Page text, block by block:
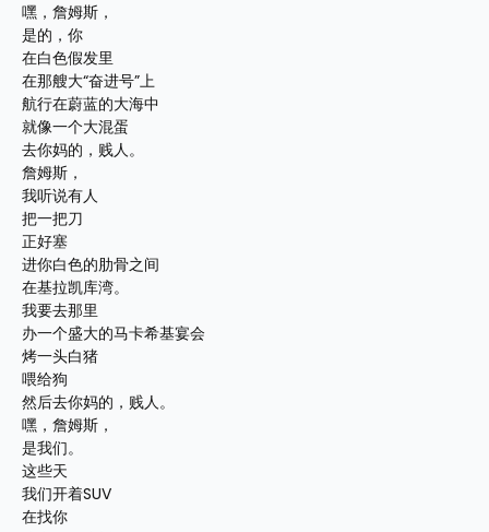
嘿，詹姆斯，
是的，你
在白色假发里
在那艘大“奋进号”上
航行在蔚蓝的大海中
就像一个大混蛋
去你妈的，贱人。
詹姆斯，
我听说有人
把一把刀
正好塞
进你白色的肋骨之间
在基拉凯库湾。
我要去那里
办一个盛大的马卡希基宴会
烤一头白猪
喂给狗
然后去你妈的，贱人。
嘿，詹姆斯，
是我们。
这些天
我们开着SUV
在找你